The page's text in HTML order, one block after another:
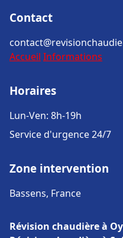
Contact
Accueil Informations
Horaires
Lun-Ven: 8h-19h
Service d'urgence 24/7
Zone intervention
Bassens, France
Révision chaudière à